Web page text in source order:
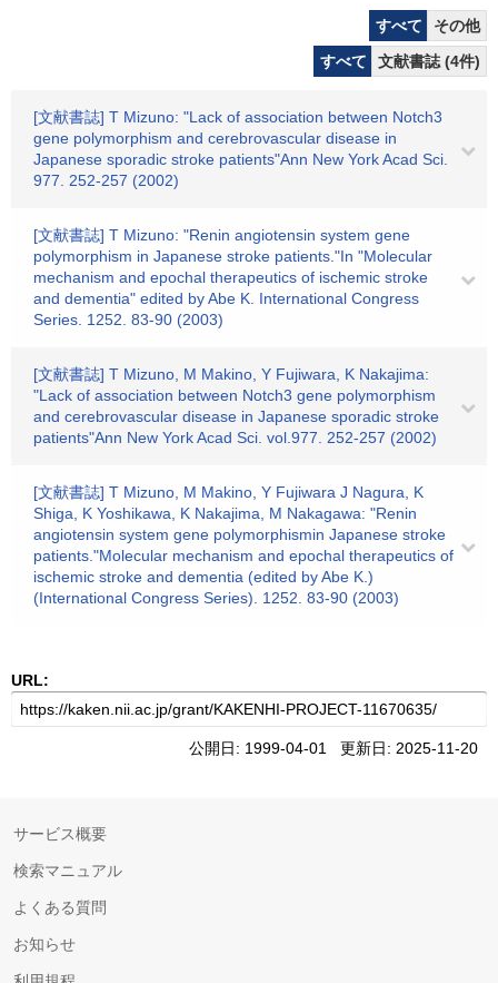
すべて
その他
すべて
文献書誌 (4件)
[文献書誌] T Mizuno: "Lack of association between Notch3
gene polymorphism and cerebrovascular disease in
Japanese sporadic stroke patients"Ann New York Acad Sci.
977. 252-257 (2002)
[文献書誌] T Mizuno: "Renin angiotensin system gene
polymorphism in Japanese stroke patients."In "Molecular
mechanism and epochal therapeutics of ischemic stroke
and dementia" edited by Abe K. International Congress
Series. 1252. 83-90 (2003)
[文献書誌] T Mizuno, M Makino, Y Fujiwara, K Nakajima:
"Lack of association between Notch3 gene polymorphism
and cerebrovascular disease in Japanese sporadic stroke
patients"Ann New York Acad Sci. vol.977. 252-257 (2002)
[文献書誌] T Mizuno, M Makino, Y Fujiwara J Nagura, K
Shiga, K Yoshikawa, K Nakajima, M Nakagawa: "Renin
angiotensin system gene polymorphismin Japanese stroke
patients."Molecular mechanism and epochal therapeutics of
ischemic stroke and dementia (edited by Abe K.)
(International Congress Series). 1252. 83-90 (2003)
URL:
公開日: 1999-04-01 更新日: 2025-11-20
サービス概要
検索マニュアル
よくある質問
お知らせ